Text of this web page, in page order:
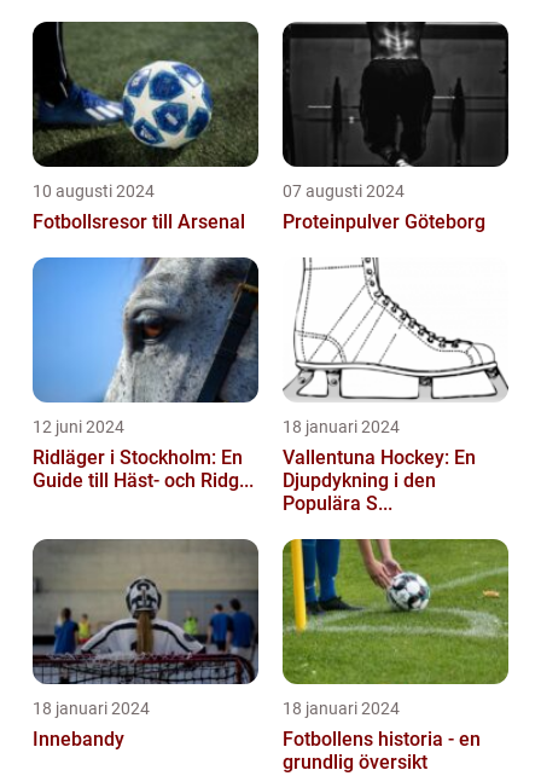
10 augusti 2024
Fotbollsresor till Arsenal
07 augusti 2024
Proteinpulver Göteborg
12 juni 2024
Ridläger i Stockholm: En
Guide till Häst- och Ridg...
18 januari 2024
Vallentuna Hockey: En
Djupdykning i den
Populära S...
18 januari 2024
Innebandy
18 januari 2024
Fotbollens historia - en
grundlig översikt